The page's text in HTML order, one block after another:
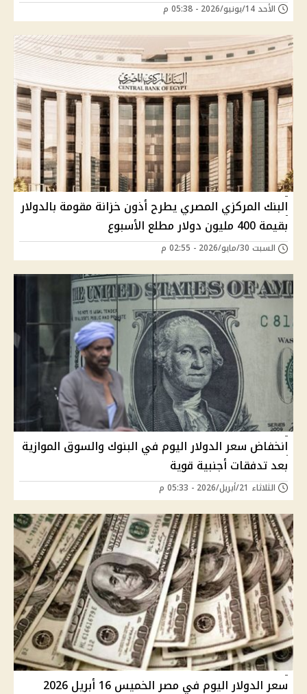
الأحد 14/يونيو/2026 - 05:38 م
البنك المركزي المصري يطرح أذون خزانة مقومة بالدولار
بقيمة 400 مليون دولار مطلع الأسبوع
السبت 30/مايو/2026 - 02:55 م
انخفاض سعر الدولار اليوم في البنوك والسوق الموازية
بعد تدفقات أجنبية قوية
الثلاثاء 21/أبريل/2026 - 05:33 م
سعر الدولار اليوم في مصر الخميس 16 أبريل 2026